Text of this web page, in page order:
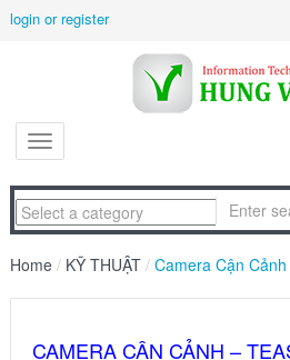
login or register
Home / KỸ THUẬT / Camera Cận
CAMERA CẬN CẢNH –